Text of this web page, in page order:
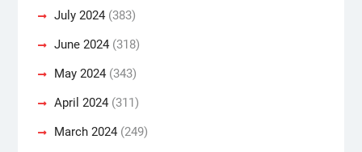
July 2024(383)
June 2024(318)
May 2024(343)
April 2024(311)
March 2024(249)